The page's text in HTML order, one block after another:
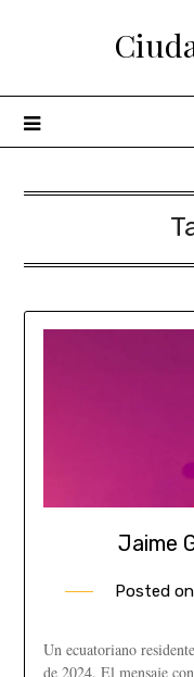
Jaime
Posted on
Un ecuatoriano
de 2024. El mensaje